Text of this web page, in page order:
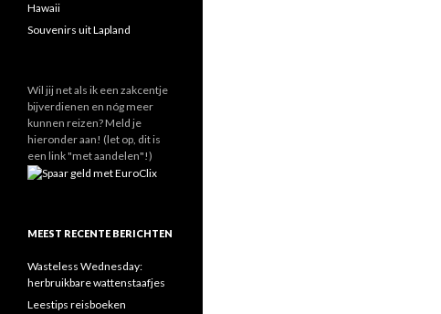
Hawaii
Souvenirs uit Lapland
Wil jij net als ik een zakcentje
bijverdienen en nóg meer
kunnen reizen? Meld je
hieronder aan! (let op, dit is
een link "met aandelen"!)
MEEST RECENTE BERICHTEN
Wasteless Wednesday:
herbruikbare wattenstaafjes
Leestips reisboeken